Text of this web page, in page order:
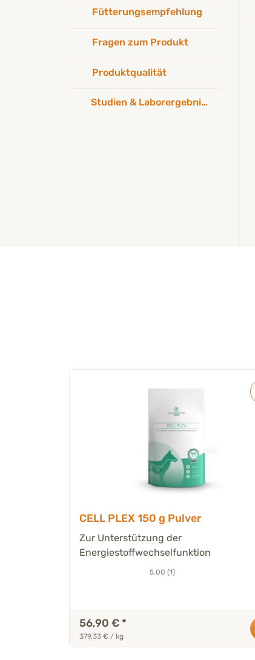
Fütterungsempfehlung
Fragen zum Produkt
Produktqualität
Studien & Laborergebnisse
CELL PLEX 150 g Pulver
Zur Unterstützung der
Energiestoffwechselfunktion
5.00 (1)
56,90 € *
379,33 € / kg